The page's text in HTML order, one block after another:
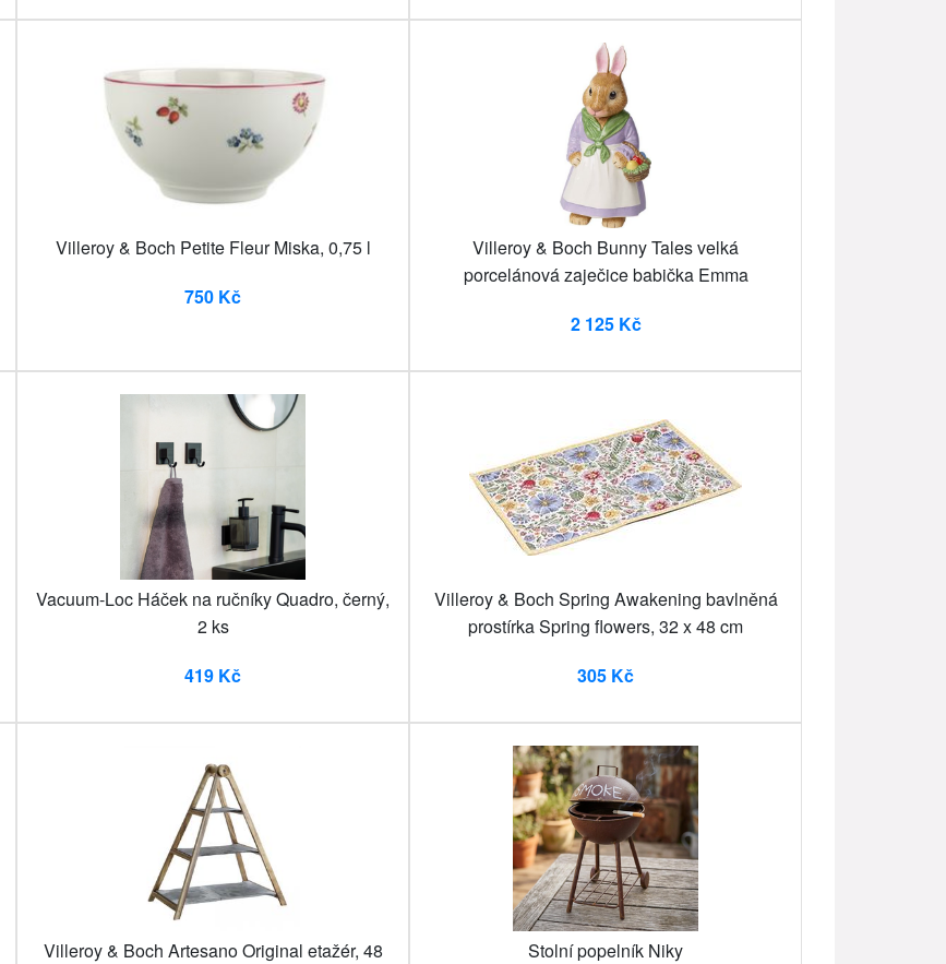
Villeroy & Boch Petite Fleur Miska, 0,75 l
750 Kč
Villeroy & Boch Bunny Tales velká
porcelánová zaječice babička Emma
2 125 Kč
Vacuum-Loc Háček na ručníky Quadro, černý,
2 ks
419 Kč
Villeroy & Boch Spring Awakening bavlněná
prostírka Spring flowers, 32 x 48 cm
305 Kč
Villeroy & Boch Artesano Original etažér, 48 Stolní popelník Niky